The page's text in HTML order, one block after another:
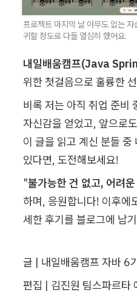
프로젝트 마지막 날 아무도 없는
귀할 정도로 다들 열심히 했어요.
내일배움캠프(Java
위한 첫걸음으로 훌륭한
비록 저는 아직 취업 준비
자신감을 얻었고, 앞으로
이 글을 읽고 계신 분들
있다면, 도전해보세요!
"불가능한 건 없고, 어려
하며, 응원합니다! 이후에
세한 후기를 블로그에 남
글 | 내일배움캠프 자바 6
편집 | 김진원 팀스파르타